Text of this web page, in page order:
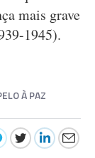
mais grave
1945).
À PAZ